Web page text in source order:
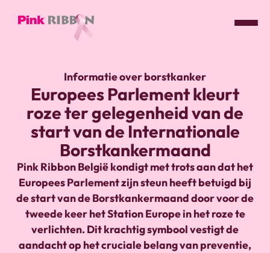
link
naar
homepage
Informatie over borstkanker
Europees Parlement kleurt
roze ter gelegenheid van de
start van de Internationale
Borstkankermaand
Pink Ribbon België kondigt met trots aan dat het
Europees Parlement zijn steun heeft betuigd bij
de start van de Borstkankermaand door voor de
tweede keer het Station Europe in het roze te
verlichten. Dit krachtig symbool vestigt de
aandacht op het cruciale belang van preventie,